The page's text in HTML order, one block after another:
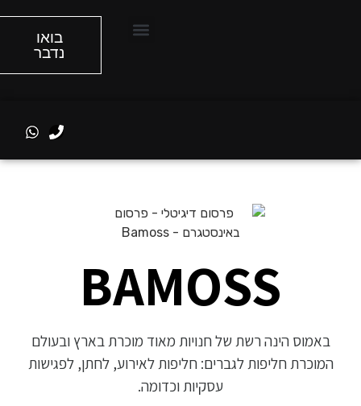
בואו
נדבר
BAMOSS
באמוס הינה רשת של חנויות מאוד מוכרת בארץ ובעולם
המוכרת חליפות לגברים: חליפות לאירוע, לחתן, לפגישות
עסקיות וכדומה.